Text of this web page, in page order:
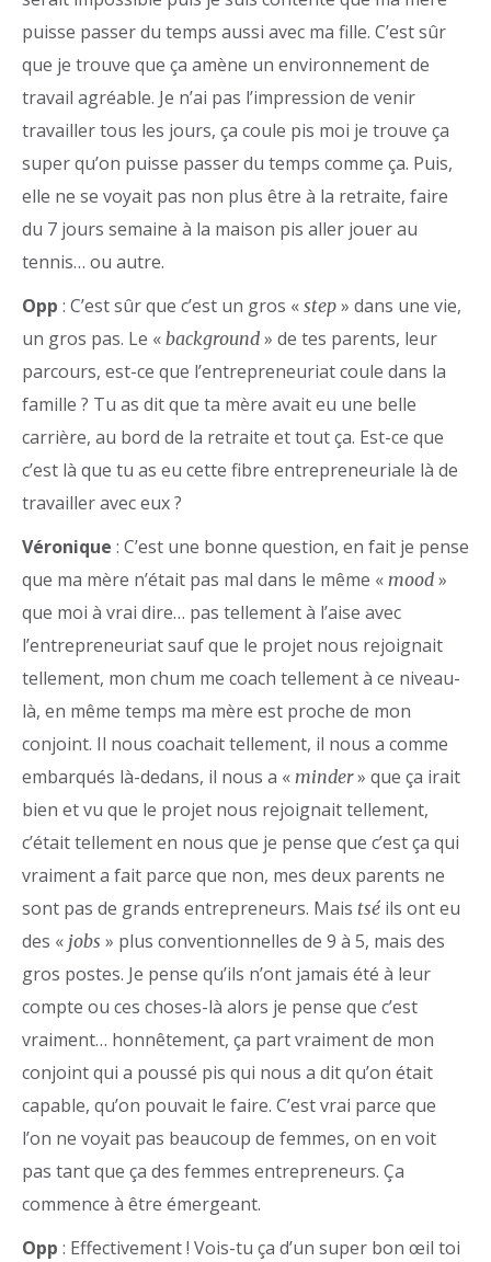
puisse passer du temps aussi avec ma fille. C’est sûr
que je trouve que ça amène un environnement de
travail agréable. Je n’ai pas l’impression de venir
travailler tous les jours, ça coule pis moi je trouve ça
super qu’on puisse passer du temps comme ça. Puis,
elle ne se voyait pas non plus être à la retraite, faire
du 7 jours semaine à la maison pis aller jouer au
tennis… ou autre.
Opp : C’est sûr que c’est un gros « step » dans une vie,
un gros pas. Le « background » de tes parents, leur
parcours, est-ce que l’entrepreneuriat coule dans la
famille ? Tu as dit que ta mère avait eu une belle
carrière, au bord de la retraite et tout ça. Est-ce que
c’est là que tu as eu cette fibre entrepreneuriale là de
travailler avec eux ?
Véronique : C’est une bonne question, en fait je pense
que ma mère n’était pas mal dans le même « mood »
que moi à vrai dire… pas tellement à l’aise avec
l’entrepreneuriat sauf que le projet nous rejoignait
tellement, mon chum me coach tellement à ce niveau-
là, en même temps ma mère est proche de mon
conjoint. Il nous coachait tellement, il nous a comme
embarqués là-dedans, il nous a « minder» que ça irait
bien et vu que le projet nous rejoignait tellement,
c’était tellement en nous que je pense que c’est ça qui
vraiment a fait parce que non, mes deux parents ne
sont pas de grands entrepreneurs. Mais tsé ils ont eu
des « jobs » plus conventionnelles de 9 à 5, mais des
gros postes. Je pense qu’ils n’ont jamais été à leur
compte ou ces choses-là alors je pense que c’est
vraiment… honnêtement, ça part vraiment de mon
conjoint qui a poussé pis qui nous a dit qu’on était
capable, qu’on pouvait le faire. C’est vrai parce que
l’on ne voyait pas beaucoup de femmes, on en voit
pas tant que ça des femmes entrepreneurs. Ça
commence à être émergeant.
Opp : Effectivement ! Vois-tu ça d’un super bon œil toi